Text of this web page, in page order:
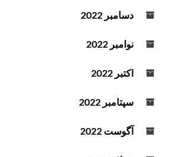
دسامبر 2022
نوامبر 2022
اکتبر 2022
سپتامبر 2022
آگوست 2022